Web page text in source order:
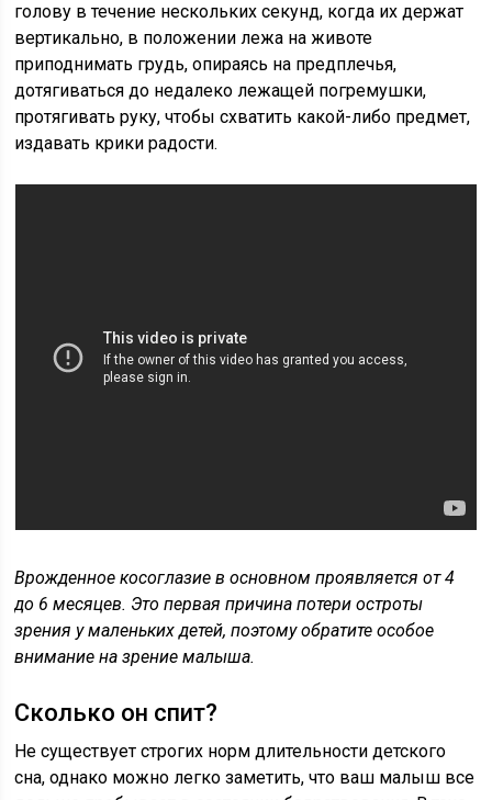
голову в течение нескольких секунд, когда их держат
вертикально, в положении лежа на животе
приподнимать грудь, опираясь на предплечья,
дотягиваться до недалеко лежащей погремушки,
протягивать руку, чтобы схватить какой-либо предмет,
издавать крики радости.
Врожденное косоглазие в основном проявляется от 4
до 6 месяцев. Это первая причина потери остроты
зрения у маленьких детей, поэтому обратите особое
внимание на зрение малыша.
Сколько он спит?
Не существует строгих норм длительности детского
сна, однако можно легко заметить, что ваш малыш все